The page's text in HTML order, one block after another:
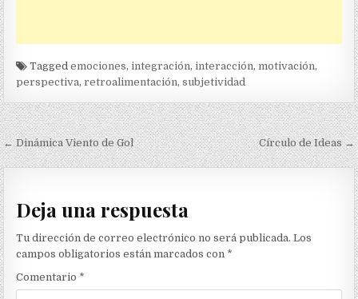
Taggedemociones,integración,interacción,motivación,
perspectiva,retroalimentación,subjetividad
Navegación
de
entradas
← Dinámica Viento de Gol Círculo de Ideas →
Deja una respuesta
Tu dirección de correo electrónico no será publicada. Los
campos obligatorios están marcados con *
Comentario *